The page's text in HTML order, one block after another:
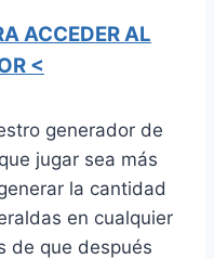
ACCEDER AL
<
generador de
jugar sea más
la cantidad
en cualquier
de que después